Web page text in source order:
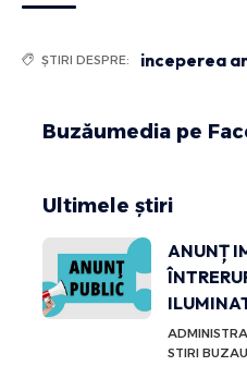
ȘTIRI DESPRE: inceperea
Buzăumedia pe
Ultimele știri
ANUNȚ
STIRI BUZAU